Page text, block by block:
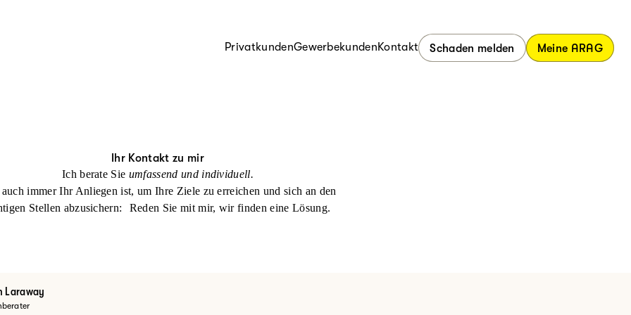
PrivatkundenGewerbekundenKontakt Schaden melden Meine ARAG
Ihr Kontakt zu mir
Ich berate Sie umfassend und individuell.
auch immer Ihr Anliegen ist, um Ihre Ziele zu erreichen und sich an den
Stellen abzusichern: Reden Sie mit mir, wir finden eine Lösung.
Laraway